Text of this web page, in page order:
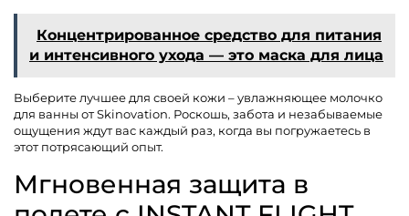
Концентрированное средство для питания
и интенсивного ухода — это маска для лица
Выберите лучшее для своей кожи – увлажняющее молочко
для ванны от Skinovation. Роскошь, забота и незабываемые
ощущения ждут вас каждый раз, когда вы погружаетесь в
этот потрясающий опыт.
Мгновенная защита в